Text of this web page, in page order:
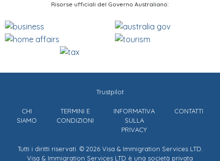
Risorse ufficiali del Governo Australiano:
Trustpilot
CHI
SIAMO
TERMINI E
CONDIZIONI
INFORMATIVA
SULLA
PRIVACY
CONTATTI
Tutti i diritti riservati. © 2026 Visa & Immigration Services LTD.
Visa & Immigration Services LTD è una società privata